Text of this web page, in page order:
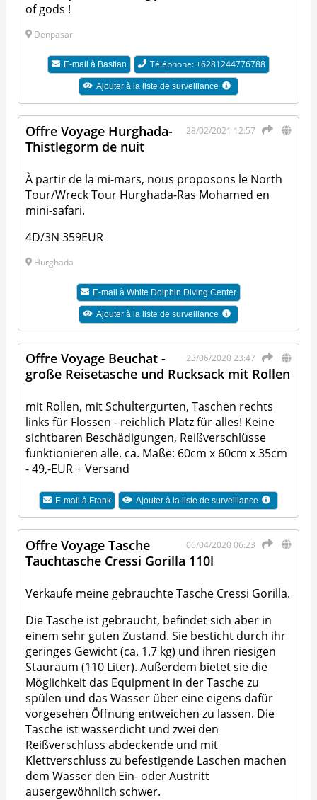
of gods !
Denpasar
E-mail à Bastian Téléphone: +6281244776788
Ajouter à la liste de surveillance
28/02/2021 12:57
Offre Voyage Hurghada-
Thistlegorm de nuit
À partir de la mi-mars, nous proposons le North
Tour/Wreck Tour Hurghada-Ras Mohamed en
mini-safari.
4D/3N 359EUR
Hurghada
E-mail àWhite Dolphin Diving Center
Ajouter à la liste de surveillance
23/06/2020 23:47
Offre Voyage Beuchat -
große Reisetasche und Rucksack mit Rollen
mit Rollen, mit Schultergurten, Taschen rechts
links für Flossen - reichlich Platz für alles! Keine
sichtbaren Beschädigungen, Reißverschlüsse
funktionieren alle. ca. Maße: 60cm x 60cm x 35cm
- 49,-EUR + Versand
E-mail à Frank Ajouter à la liste de surveillance
06/04/2020 06:23
Offre Voyage Tasche
Tauchtasche Cressi Gorilla 110l
Verkaufe meine gebrauchte Tasche Cressi Gorilla.
Die Tasche ist gebraucht, befindet sich aber in
einem sehr guten Zustand. Sie besticht durch ihr
geringes Gewicht (ca. 1.7 kg) und ihren riesigen
Stauraum (110 Liter). Außerdem bietet sie die
Möglichkeit das Equipment in der Tasche zu
spülen und das Wasser über eine eigens dafür
vorgesehen Öffnung entweichen zu lassen. Die
Tasche ist wasserdicht und zwei den
Reißverschluss abdeckende und mit
Klettverschluss zu befestigende Laschen machen
dem Wasser den Ein- oder Austritt
ausergewöhnlich schwer.